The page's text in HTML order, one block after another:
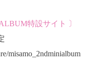
特設サイト 〕
misamo_2ndminialbum